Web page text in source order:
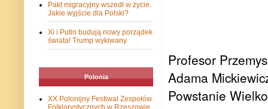
Profesor
Adama
Powstanie
Pakt migracyjny wszedł w życie.
Jakie wyjście dla Polski?
Xi i Putin budują nowy porządek
świata! Trump wykiwany
Polonia
XX Polonijny Festiwal Zespołów
Folklorystycznych w Rzeszowie